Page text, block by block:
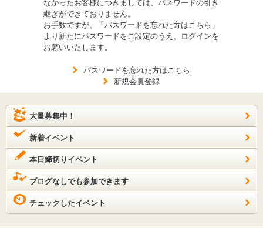
なかったお客様につきましては、パスワードの引き
継ぎができておりません。
お手数ですが、「パスワードを忘れた方はこちら」
より新たにパスワードをご設定のうえ、ログインを
お願いいたします。
パスワードを忘れた方はこちら
新規会員登録
大量募集中！
新着イベント
本日締切りイベント
ブログなしでも参加できます
チェックしたイベント